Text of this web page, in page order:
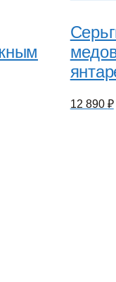
12 890 ₽